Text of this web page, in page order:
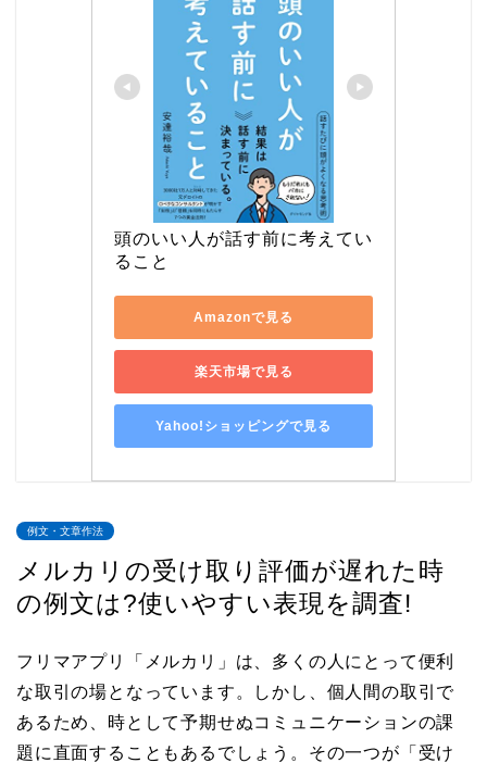
頭のいい人が話す前に考えてい
ること
Amazonで見る
楽天市場で見る
Yahoo!ショッピングで見る
例文・文章作法
メルカリの受け取り評価が遅れた時
の例文は?使いやすい表現を調査!
フリマアプリ「メルカリ」は、多くの人にとって便利
な取引の場となっています。しかし、個人間の取引で
あるため、時として予期せぬコミュニケーションの課
題に直面することもあるでしょう。その一つが「受け